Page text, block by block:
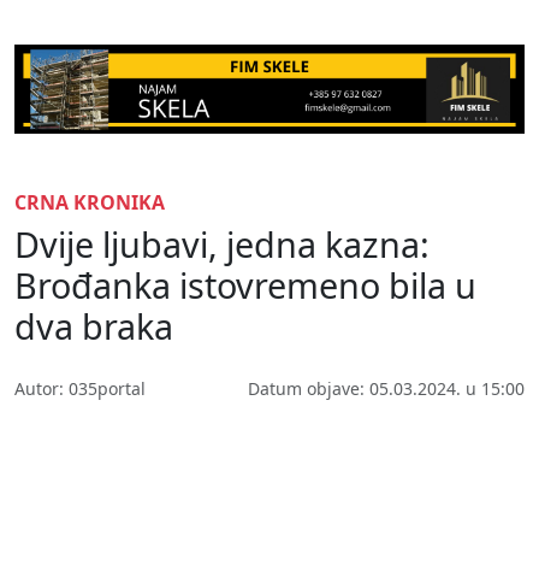
CRNA KRONIKA
Dvije ljubavi, jedna kazna:
Brođanka istovremeno bila u
dva braka
Autor: 035portal Datum objave: 05.03.2024. u 15:00